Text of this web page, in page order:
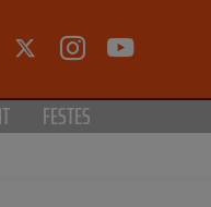
FESTES